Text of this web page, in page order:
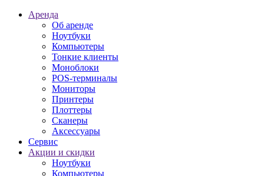
Аренда
Об аренде
Ноутбуки
Компьютеры
Тонкие клиенты
Моноблоки
POS-терминалы
Мониторы
Принтеры
Плоттеры
Сканеры
Аксессуары
Сервис
Акции и скидки
Ноутбуки
Компьютеры